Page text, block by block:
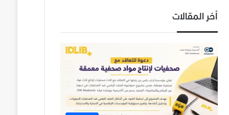
أخر المقالات